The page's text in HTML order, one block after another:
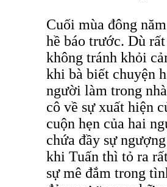
Cuối mùa đông
hề báo trước. Dù
không tránh khỏi
khi bà biết chuyện
người làm trong
cô về sự xuất hiện
cuộn hẹn của hai
chứa đầy sự
khi Tuấn thì tỏ ra
sự mê đắm trong